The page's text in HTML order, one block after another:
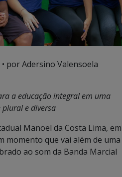
• por Adersino Valensoela
a educação integral em uma
plural e diversa
Manoel da Costa Lima, em
momento que vai além de uma
ao som da Banda Marcial